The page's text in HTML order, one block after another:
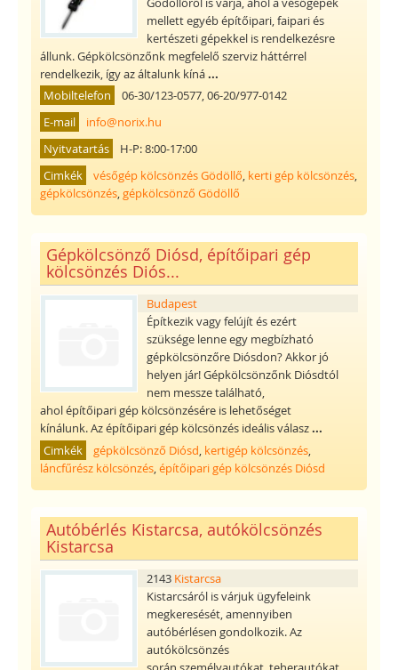
mellett egyéb építőipari, faipari és
kertészeti gépekkel is rendelkezésre
állunk. Gépkölcsönzőnk megfelelő szerviz háttérrel
rendelkezik, így az általunk kíná...
Mobiltelefon
06-30/123-0577, 06-20/977-0142
E-mail
info@norix.hu
Nyitvatartás
H-P: 8:00-17:00
Cimkék
vésőgép kölcsönzés Gödöllő, kerti gép kölcsönzés,
gépkölcsönzés,gépkölcsönző Gödöllő
Gépkölcsönző Diósd, építőipari gép
kölcsönzés Diós...
Budapest
Építkezik vagy felújít és ezért
szüksége lenne egy megbízható
gépkölcsönzőre Diósdon? Akkor jó
helyen jár! Gépkölcsönzőnk Diósdtól
nem messze található,
ahol építőipari gép kölcsönzésére is lehetőséget
kínálunk. Az építőipari gép kölcsönzés ideális válasz...
Cimkék
gépkölcsönző Diósd, kertigép kölcsönzés,
láncfűrész kölcsönzés,építőipari gép kölcsönzés Diósd
Autóbérlés Kistarcsa, autókölcsönzés
Kistarcsa
2143 Kistarcsa
Kistarcsáról is várjuk ügyfeleink
megkeresését, amennyiben
autóbérlésen gondolkozik. Az
autókölcsönzés